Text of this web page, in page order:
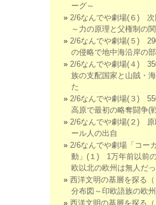
ーグ～
2/6なんでや劇場(６) 次
～力の原理と父権制の
2/6なんでや劇場(５)
の侵略で地中海沿岸の
2/6なんでや劇場(４)
族の支配国家と山賊・
た
2/6なんでや劇場(３)
高原で最初の略奪闘争(
2/6なんでや劇場(２) 原
ール人の出自
2/6なんでや劇場「コー
動」(１) 1万年前以前
欧以北の欧州は無人だ
西洋文明の基層を探る
分布図～印欧語族の欧
西洋文明の基層を探る